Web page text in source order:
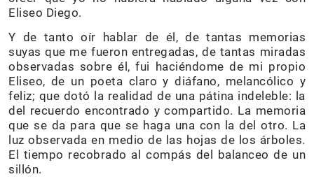
Eliseo Diego.
Y de tanto oír hablar de él, de tantas memorias
suyas que me fueron entregadas, de tantas miradas
observadas sobre él, fui haciéndome de mi propio
Eliseo, de un poeta claro y diáfano, melancólico y
feliz; que dotó la realidad de una pátina indeleble: la
del recuerdo encontrado y compartido. La memoria
que se da para que se haga una con la del otro. La
luz observada en medio de las hojas de los árboles.
El tiempo recobrado al compás del balanceo de un
sillón.